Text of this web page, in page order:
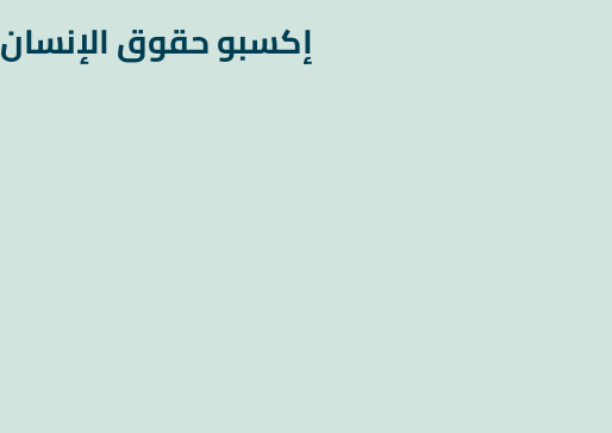
إكسبو حقوق الإنسان